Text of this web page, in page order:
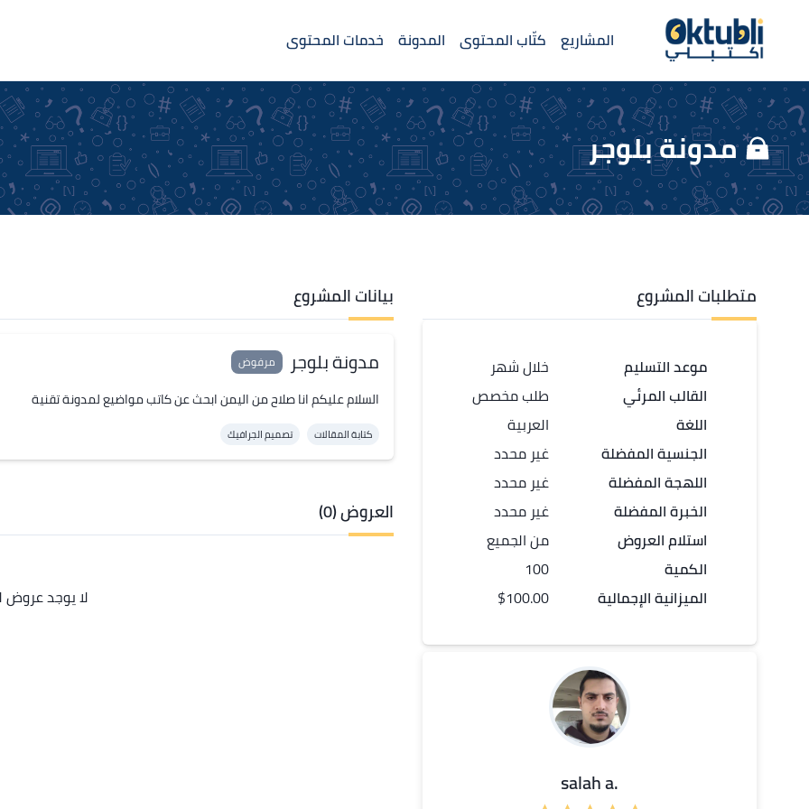
المشاريع كتّاب المحتوى المدونة خدمات المحتوى
مدونة بلوجر
متطلبات المشروع
موعد التسليم
القالب المرئي
اللغة
الجنسية المفضلة
اللهجة المفضلة
الخبرة المفضلة
استلام العروض
الكمية
الميزانية الإجمالية
خلال شهر
طلب مخصص
العربية
غير محدد
غير محدد
غير محدد
من الجميع
100
$100.00
.salah a
بيانات المشروع
مدونة بلوجر مرفوض
السلام عليكم انا صلاح من اليمن ابحث عن كاتب مواضيع لمدونة تقنية
كتابة المقالات تصميم الجرافيك
العروض (0)
لا يوجد عروض